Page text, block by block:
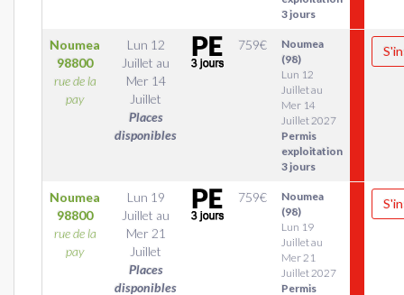
3 jours
Noumea
98800
rue de la
pay
Lun 12
Juillet au
Mer 14
Juillet
Places
disponibles
759€
Noumea
(98)
Lun 12
Juillet au
Mer 14
Juillet 2027
Permis
exploitation
3 jours
Noumea
98800
rue de la
pay
Lun 19
Juillet au
Mer 21
Juillet
Places
disponibles
759€
Noumea
(98)
Lun 19
Juillet au
Mer 21
Juillet 2027
Permis